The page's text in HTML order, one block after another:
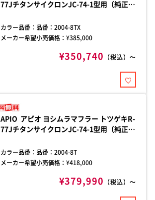
77JチタンサイクロンJC-74-1型用（純正バ
JC74-1型用 車検対応（新基準対応）AT
車・MT車ともに適合 チタン製 出口外径：
カラー品番： 品番：2004-8TX
メーカー希望小売価格：¥385,000
¥350,740 （税込）～
APIO アピオ ヨシムラマフラー トツゲキR-
77JチタンサイクロンJC-74-1型用（純正バ
JC74-1型用 車検対応（新基準対応）AT
車・MT車ともに適合 チタン製 出口外径：
カラー品番： 品番：2004-8T
メーカー希望小売価格：¥418,000
¥379,990 （税込）～